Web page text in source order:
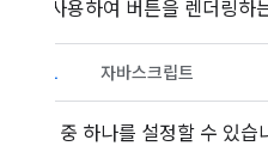
다음을 사용하여 버튼을 렌더링하
HTML 자바스크립트
다음 중 하나를 설정할 수 있습